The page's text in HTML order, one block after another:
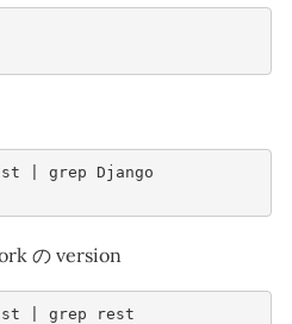
| grep Django
の version
| grep rest